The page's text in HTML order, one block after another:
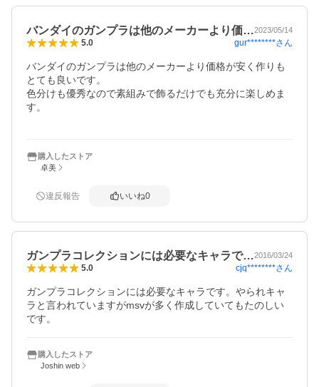
バンダイのガンプラは他のメーカーより価…2023/05/14
5.0 gur********さん
バンダイのガンプラは他のメーカーより価格が安く作りも
とても良いです。
色分けも優秀なので素組みで飾るだけでも充分に楽しめま
す。
購入したストア
卓美
違反報告 いいね0
ガンプラコレクションには必要なキャラで…2016/03/24
5.0 cjq********さん
ガンプラコレクションには必要なキャラです。やられキャ
ラと言われていますがmsvが多く作成していてもたのしい
です。
購入したストア
Joshin web